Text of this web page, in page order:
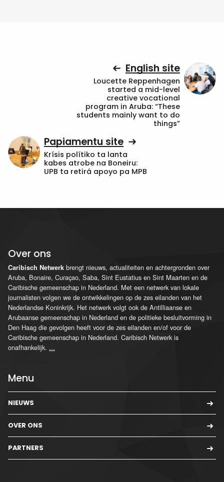
English site
Loucette Reppenhagen
started a mid-level
creative vocational
program in Aruba: “These
students mainly want to do
things”
Papiamentu site
Krísis polítiko ta lanta
kabes atrobe na Boneiru:
UPB ta retirá apoyo pa MPB
Over ons
Caribisch Netwerk brengt nieuws, actualiteiten en achtergronden over
Aruba, Bonaire, Curaçao, Saba, Sint Eustatius en Sint Maarten en de
Caribische gemeenschap in Nederland. Met een netwerk van lokale
journalisten volgen we de ontwikkelingen op de zes eilanden van het
Nederlandse Koninkrijk. Het netwerk volgt ook de Antilliaanse en
Arubaanse gemeenschap in Nederland en de politieke besluitvorming in
Den Haag die gevolgen heeft voor de zes eilanden en/of voor de
Caribische gemeenschap in Nederland. Caribisch Netwerk is
onafhankelijk. ...
Menu
NIEUWS
OVER ONS
PARTNERS